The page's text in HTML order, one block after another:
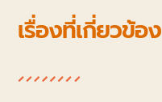
เรื่องที่เกี่ยวข้อง